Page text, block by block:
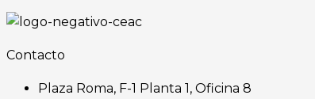
Contacto
Plaza Roma, F-1 Planta 1, Oficina 8